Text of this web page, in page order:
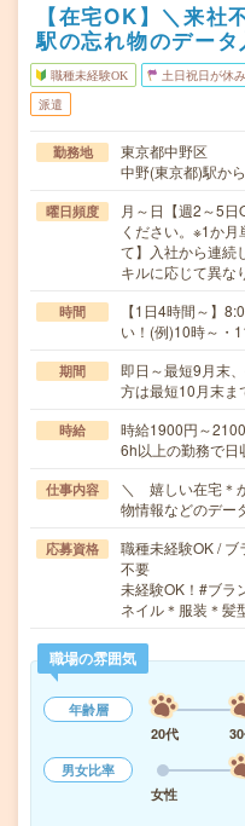
【在宅OK】＼来社
駅の忘れ物のデー
職種未経験OK 土日祝日が休み
派遣
勤務地
東京都中野区
中野(東京都)駅か
曜日頻度
月～日【週2～5
ください。※1か
て】入社から連続
キルに応じて異な
時間
【1日4時間～】
い！(例)10時～・
期間
即日～最短9月末
方は最短10月末ま
時給
時給1900円～
6h以上の勤務で日
仕事内容
＼ 嬉しい在宅＊
物情報などのデ
応募資格
職種未経験OK / ブ
不要
未経験OK！#ブラ
ネイル＊服装＊
職場の雰囲気
年齢層
20代
男女比率
女性